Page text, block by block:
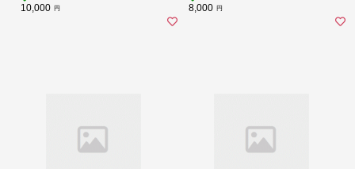
10,000 円 8,000 円